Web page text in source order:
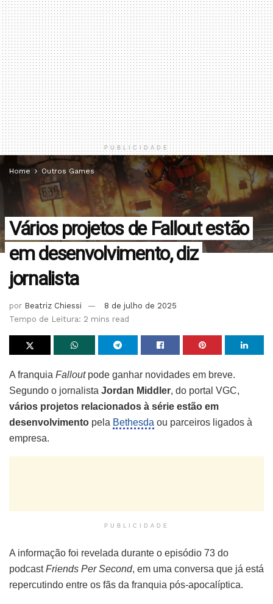
PUBLICIDADE
Home Outros Games
Vários projetos de Fallout estão
em desenvolvimento, diz
jornalista
por Beatriz Chiessi
8 de julho de 2025
Tempo de Leitura: 2 mins read
A franquia Falloutpode ganhar novidades em breve.
Segundo o jornalista Jordan Middler, do portal VGC,
vários projetos relacionados à série estão em
desenvolvimento pela Bethesda ou parceiros ligados à
empresa.
PUBLICIDADE
A informação foi revelada durante o episódio 73 do
podcastFriends Per Second, em uma conversa que já está
repercutindo entre os fãs da franquia pós-apocalíptica.